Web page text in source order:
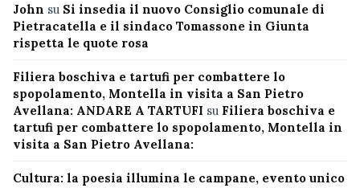
John su Si insedia il nuovo Consiglio comunale di
Pietracatella e il sindaco Tomassone in Giunta
rispetta le quote rosa
Filiera boschiva e tartufi per combattere lo
spopolamento, Montella in visita a San Pietro
Avellana: ANDARE A TARTUFI su Filiera boschiva e
tartufi per combattere lo spopolamento, Montella in
visita a San Pietro Avellana:
Cultura: la poesia illumina le campane, evento unico